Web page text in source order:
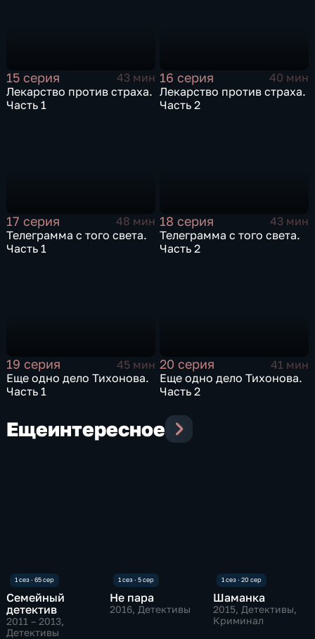
15 серия
43 мин
Лекарство против страха.
Часть 1
16 серия
40 мин
Лекарство против страха.
Часть 2
17 серия
48 мин
Телеграмма с того света.
Часть 1
18 серия
43 мин
Телеграмма с того света.
Часть 2
19 серия
45 мин
Еще одно дело Тихонова.
Часть 1
20 серия
41 мин
Еще одно дело Тихонова.
Часть 2
Ещеинтересное
Семейный
детектив
2011 – 2013,
Детективы
Не пара
2016, Детективы
Шаманка
2015, Детективы,
Криминал